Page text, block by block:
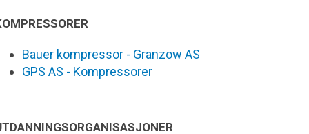
Bauer kompressor - Granzow AS
GPS AS - Kompressorer